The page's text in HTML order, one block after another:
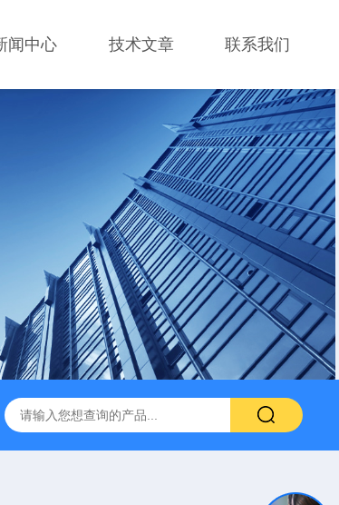
闻中心 技术文章 联系我们
率试验容量筒试验方法 生石灰浆渣测定仪